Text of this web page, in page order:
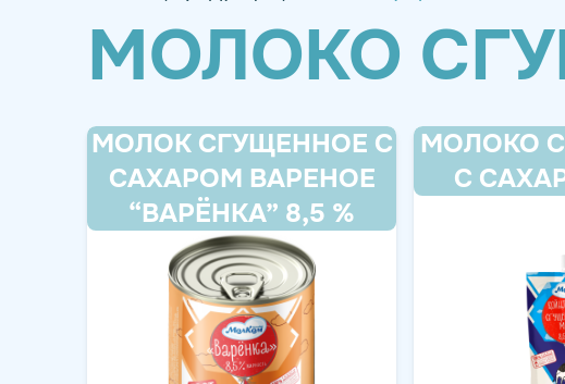
МОЛОКО
МОЛОК СГУЩЕННОЕ С
САХАРОМ ВАРЕНОЕ
“ВАРЁНКА” 8,5 %
МОЛОКО
С